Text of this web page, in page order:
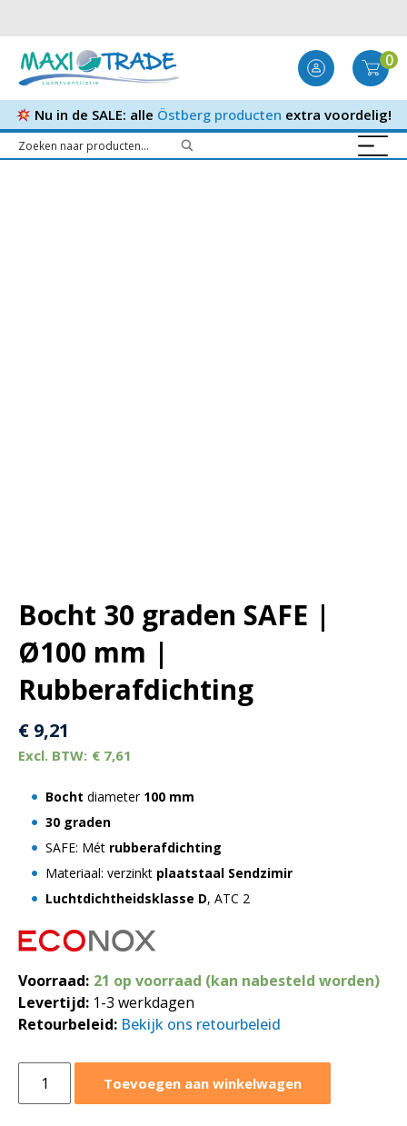
0
Nu in de SALE: alle Östberg producten extra voordelig!
Bocht 30 graden SAFE |
Ø100 mm |
Rubberafdichting
€ 9,21
€ 7,61
Bocht diameter 100 mm
30 graden
SAFE: Mét rubberafdichting
Materiaal: verzinkt plaatstaal Sendzimir
Luchtdichtheidsklasse D, ATC 2
Voorraad: 21 op voorraad (kan nabesteld worden)
Levertijd: 1-3 werkdagen
Retourbeleid: Bekijk ons retourbeleid
Toevoegen aan winkelwagen